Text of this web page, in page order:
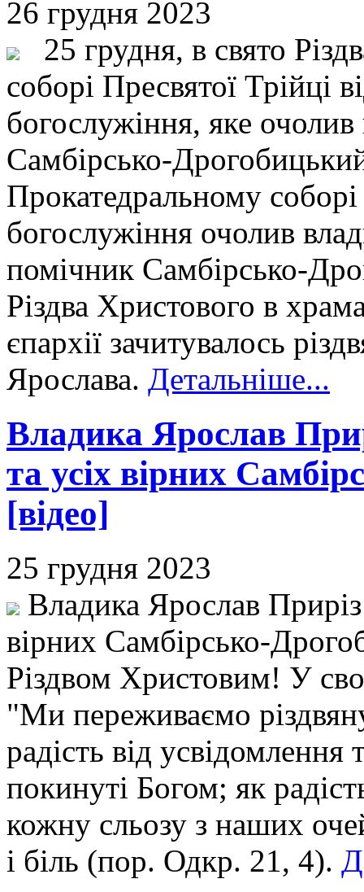
26 грудня 2023
25 грудня, в свято
соборі Пресвятої Трійці
богослужіння, яке
Самбірсько-
Прокатедральному
богослужіння очолив
помічник Самбірсько-
Різдва Христового в
єпархії зачитувалось
Ярослава. Детальніше...
Владика Ярослав
та усіх вірних
[відео]
25 грудня 2023
Владика Ярослав Приріз
вірних Самбірсько-
Різдвом Христовим! У
"Ми переживаємо
радість від
покинуті Богом; як
кожну сльозу з наших
і біль (пор. Одкр. 21, 4).